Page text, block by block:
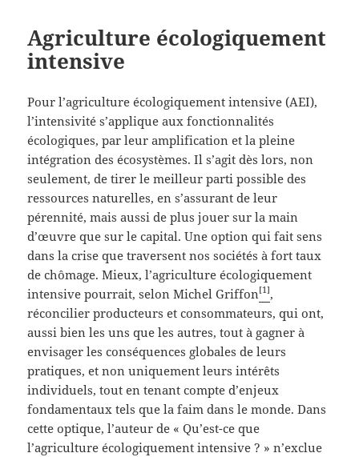
Agriculture écologiquement
intensive
Pour l’agriculture écologiquement intensive (AEI),
l’intensivité s’applique aux fonctionnalités
écologiques, par leur amplification et la pleine
intégration des écosystèmes. Il s’agit dès lors, non
seulement, de tirer le meilleur parti possible des
ressources naturelles, en s’assurant de leur
pérennité, mais aussi de plus jouer sur la main
d’œuvre que sur le capital. Une option qui fait sens
dans la crise que traversent nos sociétés à fort taux
de chômage. Mieux, l’agriculture écologiquement
intensive pourrait, selon Michel Griffon [1],
réconcilier producteurs et consommateurs, qui ont,
aussi bien les uns que les autres, tout à gagner à
envisager les conséquences globales de leurs
pratiques, et non uniquement leurs intérêts
individuels, tout en tenant compte d’enjeux
fondamentaux tels que la faim dans le monde. Dans
cette optique, l’auteur de « Qu’est-ce que
l’agriculture écologiquement intensive ? » n’exclue